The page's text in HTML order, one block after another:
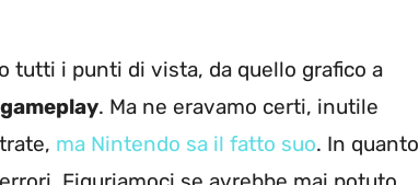
tutti i punti di vista, da quello grafico a
gameplay. Ma ne eravamo certi, inutile
ma Nintendo sa il fatto suo. In quanto